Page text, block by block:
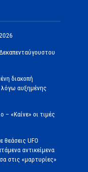
διακοπή
λόγω αυξημένης
– «Καίνε» οι τιμές
θεάσεις UFO
αντικείμενα
στις «μαρτυρίες»